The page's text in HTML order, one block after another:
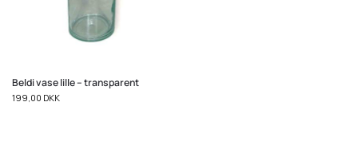
Beldi vase lille – transparent
199,00 DKK